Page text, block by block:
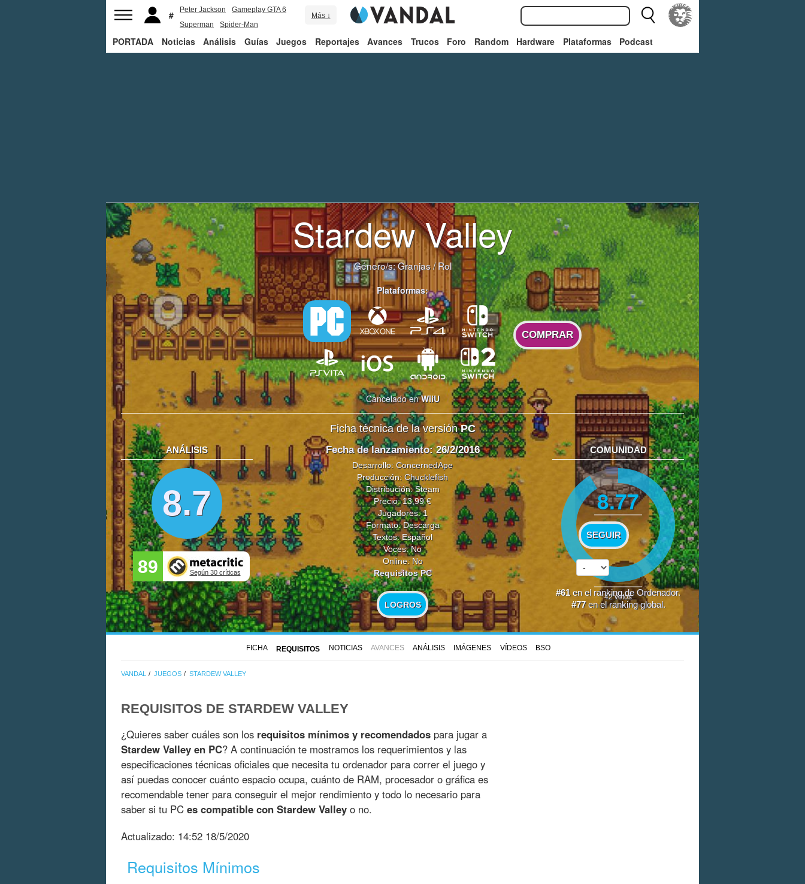
Peter Jackson
Gameplay GTA 6
Superman
Spider-Man
Más ↓
PORTADA Noticias Análisis Guías Juegos Reportajes Avances Trucos Foro Random Hardware Plataformas Podcast
Stardew Valley
Género/s:Granjas/Rol
Plataformas:
COMPRAR
Cancelado enWiiU
Ficha técnica de la versiónPC
ANÁLISIS
8.7
89 Según 30 críticas
Fecha de lanzamiento: 26/2/2016
Desarrollo: ConcernedApe
Producción: Chucklefish
Distribución: Steam
Precio: 13,99 €
Jugadores: 1
Formato: Descarga
Textos: Español
Voces: No
Online: No
Requisitos PC
LOGROS
COMUNIDAD
8.77
SEGUIR
42votos
#61 en el ranking de Ordenador.
#77en elranking global.
FICHA REQUISITOS NOTICIAS AVANCES ANÁLISIS IMÁGENES VÍDEOS BSO
VANDAL JUEGOS STARDEW VALLEY
REQUISITOS DE STARDEW VALLEY
¿Quieres saber cuáles son los requisitos mínimos y recomendados para jugar a
Stardew Valley en PC? A continuación te mostramos los requerimientos y las
especificaciones técnicas oficiales que necesita tu ordenador para correr el juego y
así puedas conocer cuánto espacio ocupa, cuánto de RAM, procesador o gráfica es
recomendable tener para conseguir el mejor rendimiento y todo lo necesario para
saber si tu PC es compatible con Stardew Valley o no.
Actualizado: 14:52 18/5/2020
Requisitos Mínimos